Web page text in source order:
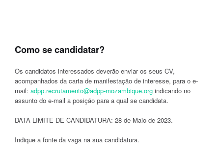
Como se candidatar?
Os candidatos interessados deverão enviar os seus CV,
acompanhados da carta de manifestação de interesse, para o e-
mail: adpp.recrutamento@adpp-mozambique.org indicando no
assunto do e-mail a posição para a qual se candidata.
DATA LIMITE DE CANDIDATURA: 28 de Maio de 2023.
Indique a fonte da vaga na sua candidatura.